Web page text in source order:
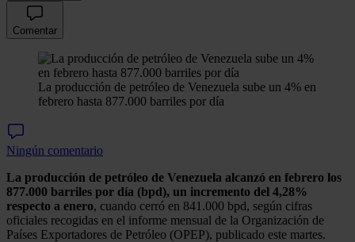
Comentar
La producción de petróleo de Venezuela sube un 4% en
febrero hasta 877.000 barriles por día
Ningún comentario
La producción de petróleo de Venezuela alcanzó en febrero los
877.000 barriles por día (bpd), un incremento del 4,28%
respecto a enero, cuando cerró en 841.000 bpd, según cifras
oficiales recogidas en el informe mensual de la Organización de
Países Exportadores de Petróleo (OPEP), publicado este martes.